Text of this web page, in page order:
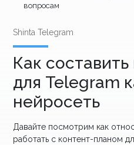
вопросам
Shinta Telegram
Как
для Telegram
нейросеть
Давайте посмотрим как
работать с контент-планом